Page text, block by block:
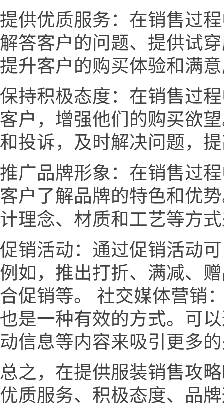
提供优质服务：在销售过
解答客户的问题、提供试
提升客户的购买体验和满
保持积极态度：在销售过
客户，增强他们的购买欲
和投诉，及时解决问题，
推广品牌形象：在销售过
客户了解品牌的特色和优
计理念、材质和工艺等方
促销活动：通过促销活动
例如，推出打折、满减、
合促销等。 社交媒体营销
也是一种有效的方式。可
动信息等内容来吸引更多
总之，在提供服装销售攻
优质服务、积极态度、品